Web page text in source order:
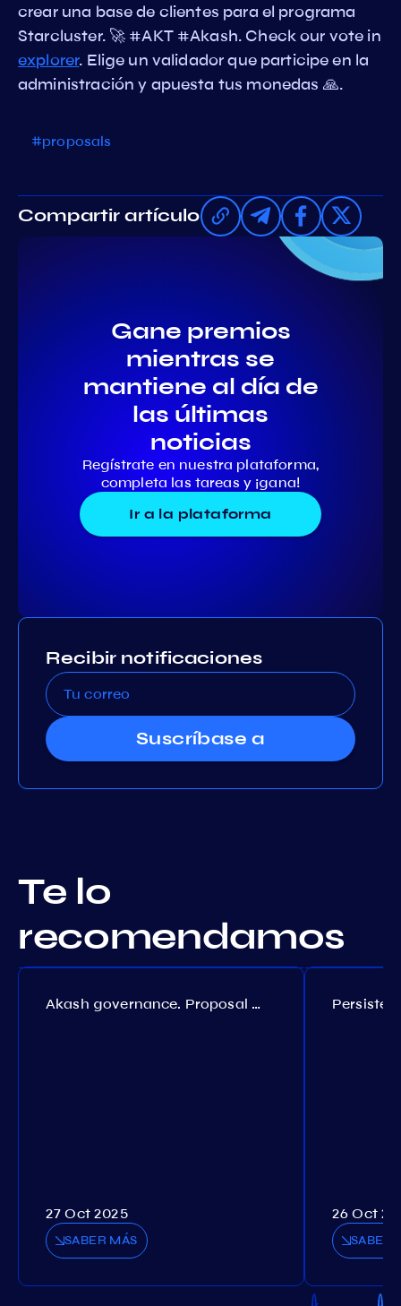
crear una base de clientes para el programa
Starcluster. 🚀 #AKT #Akash. Check our vote in
explorer. Elige un validador que participe en la
administración y apuesta tus monedas 🙏.
#proposals
Compartir artículo
Gane premios
mientras se
mantiene al día de
las últimas
noticias
Regístrate en nuestra plataforma,
completa las tareas y ¡gana!
Ir a la plataforma
Recibir notificaciones
Suscríbase a
Te lo
recomendamos
Akash governance. Proposal №308
27 Oct 2025
SABER MÁS
26 Oct
SABER